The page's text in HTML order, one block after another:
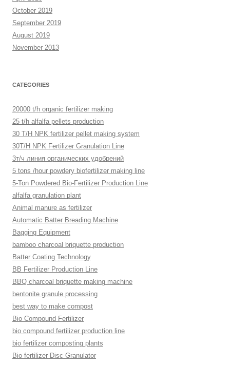
October 2019
September 2019
August 2019
November 2013
CATEGORIES
20000 t/h organic fertilizer making
25 t/h alfalfa pellets production
30 T/H NPK fertilizer pellet making system
30T/H NPK Fertilizer Granulation Line
3т/ч линия органических удобрений
5 tons /hour powdery biofertilizer making line
5-Ton Powdered Bio-Fertilizer Production Line
alfalfa granulation plant
Animal manure as fertilizer
Automatic Batter Breading Machine
Bagging Equipment
bamboo charcoal briquette production
Batter Coating Technology
BB Fertilizer Production Line
BBQ charcoal briquette making machine
bentonite granule processing
best way to make compost
Bio Compound Fertilizer
bio compound fertilizer production line
bio fertilizer composting plants
Bio fertilizer Disc Granulator